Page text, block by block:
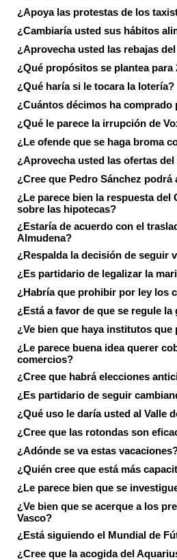
¿Apoya las protestas de los
¿Cambiaría usted sus hábitos
¿Aprovecha usted las rebajas
¿Qué propósitos se plantea para
¿Qué haría si le tocara la lotería?
¿Cuántos décimos ha comprado
¿Qué le parece la irrupción de
¿Le ofende que se haga broma
¿Aprovecha usted las ofertas
¿Cree que Pedro Sánchez
¿Le parece bien la respuesta
sobre las hipotecas?
¿Estaría de acuerdo con el
Almudena?
¿Respalda la decisión de seguir
¿Es partidario de legalizar la
¿Habría que prohibir por ley los
¿Está a favor de que se regule
¿Ve bien que haya institutos
¿Le parece buena idea querer
comercios?
¿Cree que habrá elecciones
¿Es partidario de seguir
¿Qué uso le daría usted al Valle
¿Cree que las rotondas son
¿Adónde se va estas
¿Quién cree que está más
¿Le parece bien que se
¿Ve bien que se acerque a los
Vasco?
¿Está siguiendo el Mundial de
¿Cree que la acogida del